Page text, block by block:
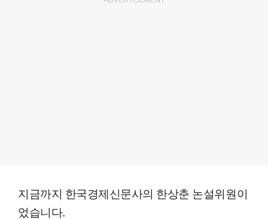
지금까지 한국경제신문사의 한상춘 논설위원이
었습니다.